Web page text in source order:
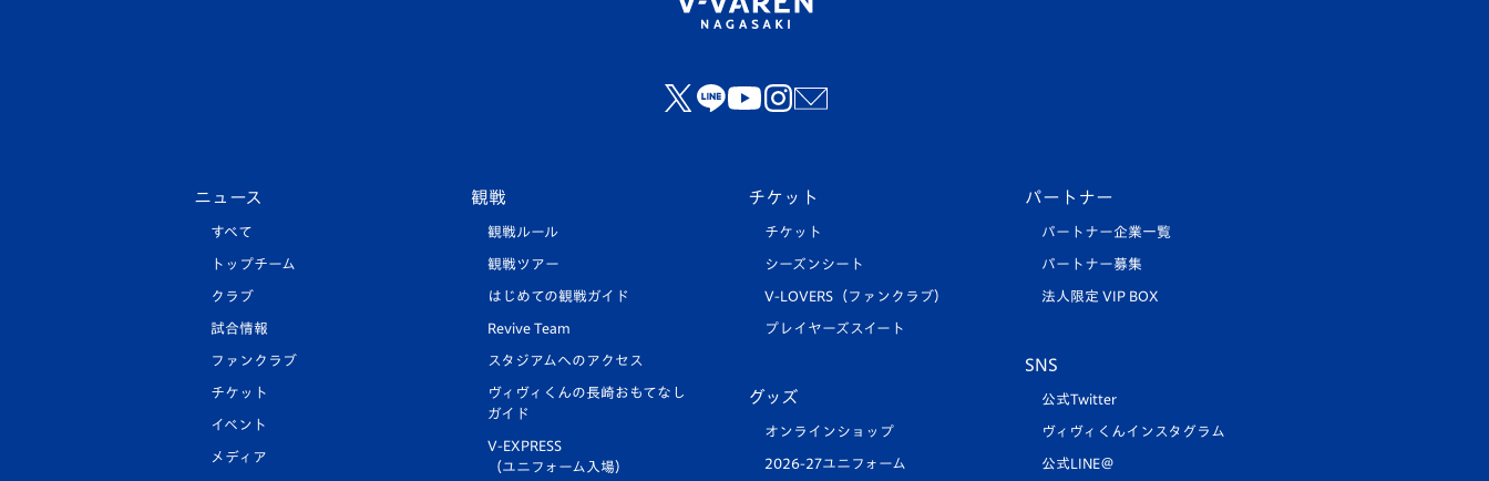
ニュース
すべて
トップチーム
クラブ
試合情報
ファンクラブ
チケット
イベント
メディア
観戦
観戦ルール
観戦ツアー
はじめての観戦ガイド
Revive Team
スタジアムへのアクセス
ヴィヴィくんの長崎おもてなし
ガイド
V-EXPRESS
（ユニフォーム入場）
チケット
チケット
シーズンシート
V-LOVERS（ファンクラブ）
プレイヤーズスイート
グッズ
オンラインショップ
2026-27ユニフォーム
パートナー
パートナー企業一覧
パートナー募集
法人限定 VIP BOX
SNS
公式Twitter
ヴィヴィくんインスタグラム
公式LINE＠